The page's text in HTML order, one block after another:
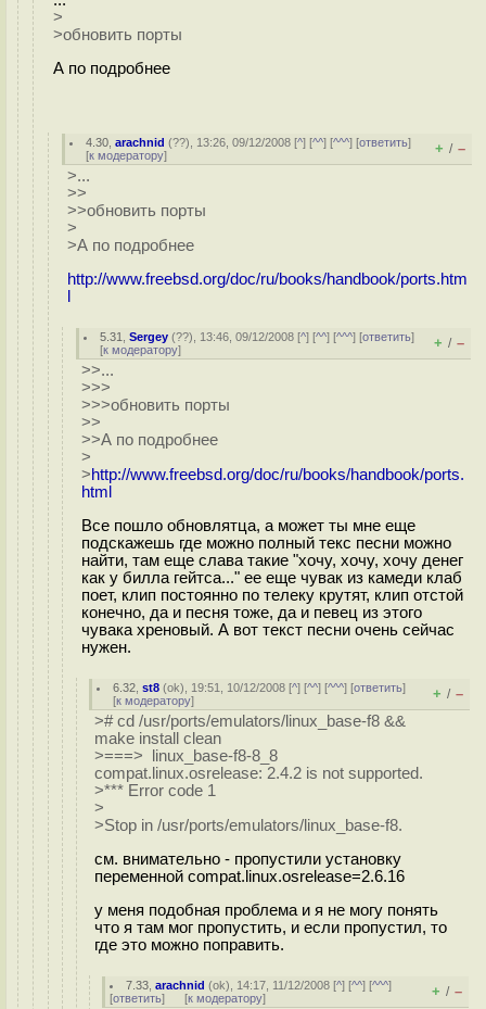
>
>обновить порты
А по подробнее
4.30 ,arachnid (??), 13:26, 09/12/2008 [^] [^^] [^^^] [ответить]
[к модератору] + / –
>...
>>
>>обновить порты
>
>А по подробнее
http://www.freebsd.org/doc/ru/books/handbook/ports.htm
5.31 ,Sergey (??), 13:46, 09/12/2008 [^] [^^] [^^^] [ответить]
[к модератору] + / –
>>...
>>>
>>>обновить порты
>>
>>А по подробнее
>
>http://www.freebsd.org/doc/ru/books/handbook/ports.
html
Все пошло обновлятца, а может ты мне еще
подскажешь где можно полный текс песни можно
найти, там еще слава такие "хочу, хочу, хочу денег
как у билла гейтса..." ее еще чувак из камеди клаб
поет, клип постоянно по телеку крутят, клип отстой
конечно, да и песня тоже, да и певец из этого
чувака хреновый. А вот текст песни очень сейчас
нужен.
6.32 ,st8 (ok), 19:51, 10/12/2008 [^] [^^] [^^^] [ответить]
[к модератору] + / –
># cd /usr/ports/emulators/linux_base-f8 &&
make install clean
>===> linux_base-f8-8_8
compat.linux.osrelease: 2.4.2 is not supported.
>*** Error code 1
>
>Stop in /usr/ports/emulators/linux_base-f8.
см. внимательно - пропустили установку
переменной compat.linux.osrelease=2.6.16
у меня подобная проблема и я не могу понять
что я там мог пропустить, и если пропустил, то
где это можно поправить.
7.33 ,arachnid (ok), 14:17, 11/12/2008 [^] [^^] [^^^]
[ответить] [к модератору] + / –